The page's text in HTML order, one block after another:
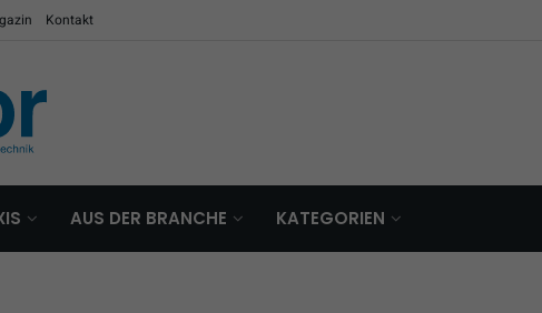
Kontakt
AUS DER BRANCHE KATEGORIEN